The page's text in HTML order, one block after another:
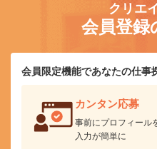
クリエ
会員登録
会員限定機能であなたの仕事
カンタン応募
事前にプロフィール
入力が簡単に